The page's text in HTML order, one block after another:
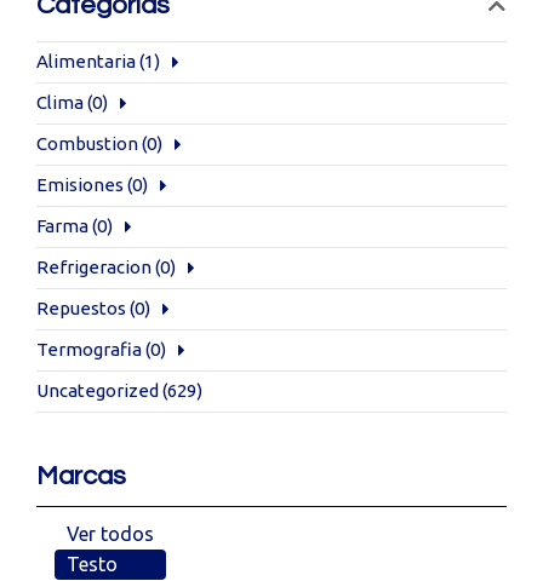
Alimentaria(1)
Clima(0)
Combustion(0)
Emisiones (0)
Farma(0)
Refrigeracion(0)
Repuestos (0)
Termografia(0)
Uncategorized (629)
Marcas
Ver todos
Testo